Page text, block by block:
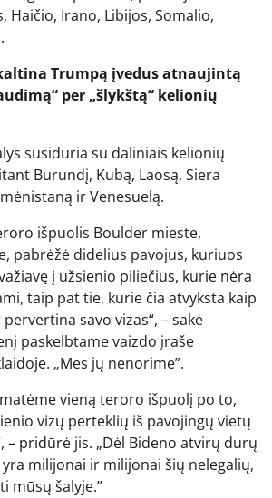
Haičio, Irano, Libijos, Somalio,
Trumpą įvedus atnaujintą
per „šlykštą“ kelionių
susiduria su daliniais kelionių
Burundį, Kubą, Laosą, Siera
ir Venesuelą.
išpuolis Boulder mieste,
pabrėžė didelius pavojus, kuriuos
į užsienio piliečius, kurie nėra
taip pat tie, kurie čia atvyksta kaip
savo vizas“, – sakė
paskelbtame vaizdo įraše
„Mes jų nenorime”.
matėme vieną teroro išpuolį po to,
vizų perteklių iš pavojingų vietų
– pridūrė jis. „Dėl Bideno atvirų durų
milijonai ir milijonai šių nelegalių,
mūsų šalyje.”